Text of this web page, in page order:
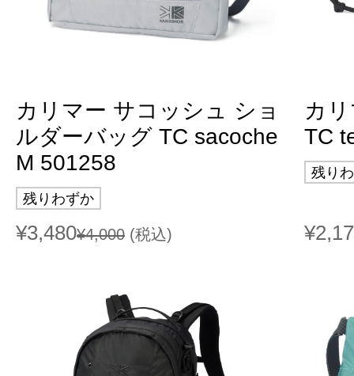
カリマー サコッシュ ショ
ルダーバッグ TC sacoche
M 501258
残りわずか
¥3,480¥4,000 (税込)
カ
TC
残り